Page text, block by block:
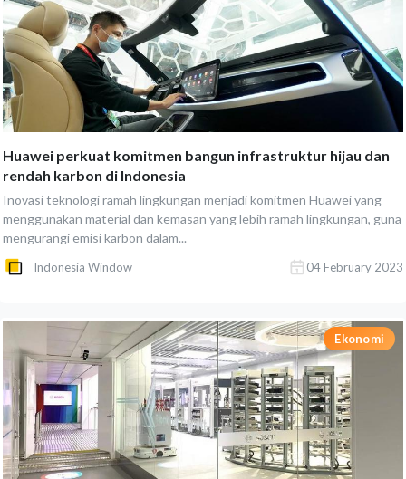
Huawei perkuat komitmen bangun infrastruktur hijau dan
rendah karbon di Indonesia
Inovasi teknologi ramah lingkungan menjadi komitmen Huawei yang
menggunakan material dan kemasan yang lebih ramah lingkungan, guna
mengurangi emisi karbon dalam...
Indonesia Window 04 February 2023
Ekonomi